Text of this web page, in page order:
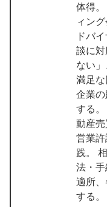
体得
ィン
ドバ
談に
ない」
満足
企業
する
動産売
営業
践。
法・
適所、
する。